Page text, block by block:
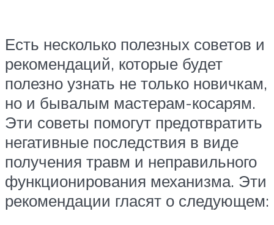
Есть несколько полезных советов и
рекомендаций, которые будет
полезно узнать не только новичкам,
но и бывалым мастерам-косарям.
Эти советы помогут предотвратить
негативные последствия в виде
получения травм и неправильного
функционирования механизма. Эти
рекомендации гласят о следующем: